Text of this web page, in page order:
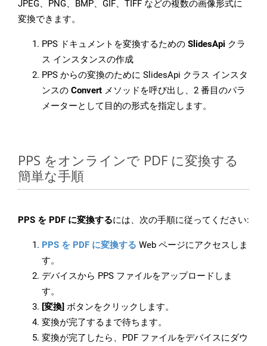
JPEG、PNG、BMP、GIF、TIFF などの複数の画像形式に
変換できます。
PPS ドキュメントを変換するための SlidesApi クラ
ス インスタンスの作成
PPS からの変換のために SlidesApi クラス インスタ
ンスの Convert メソッドを呼び出し、2 番目のパラ
メーターとして目的の形式を指定します。
PPS をオンラインで PDF に変換する
簡単な手順
PPS を PDF に変換するには、次の手順に従ってください:
PPS を PDF に変換する Web ページにアクセスしま
す。
デバイスから PPS ファイルをアップロードしま
す。
[変換] ボタンをクリックします。
変換が完了するまで待ちます。
変換が完了したら、PDF ファイルをデバイスにダウ